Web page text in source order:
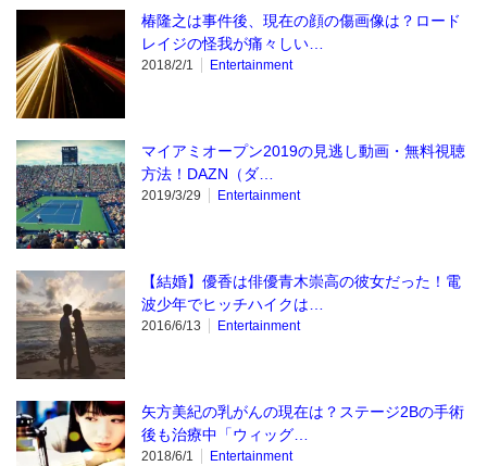
椿隆之は事件後、現在の顔の傷画像は？ロード
レイジの怪我が痛々しい…
2018/2/1 Entertainment
マイアミオープン2019の見逃し動画・無料視聴
方法！DAZN（ダ…
2019/3/29 Entertainment
【結婚】優香は俳優青木崇高の彼女だった！電
波少年でヒッチハイクは…
2016/6/13 Entertainment
矢方美紀の乳がんの現在は？ステージ2Bの手術
後も治療中「ウィッグ…
2018/6/1 Entertainment